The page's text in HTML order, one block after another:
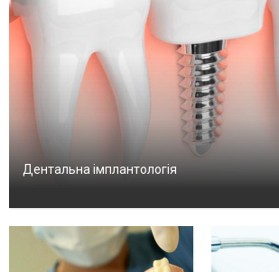
Дентальна імплантологія